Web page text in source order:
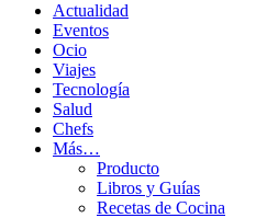
Actualidad
Eventos
Ocio
Viajes
Tecnología
Salud
Chefs
Más…
Producto
Libros y Guías
Recetas de Cocina